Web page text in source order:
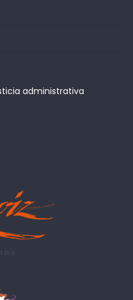
administrativa